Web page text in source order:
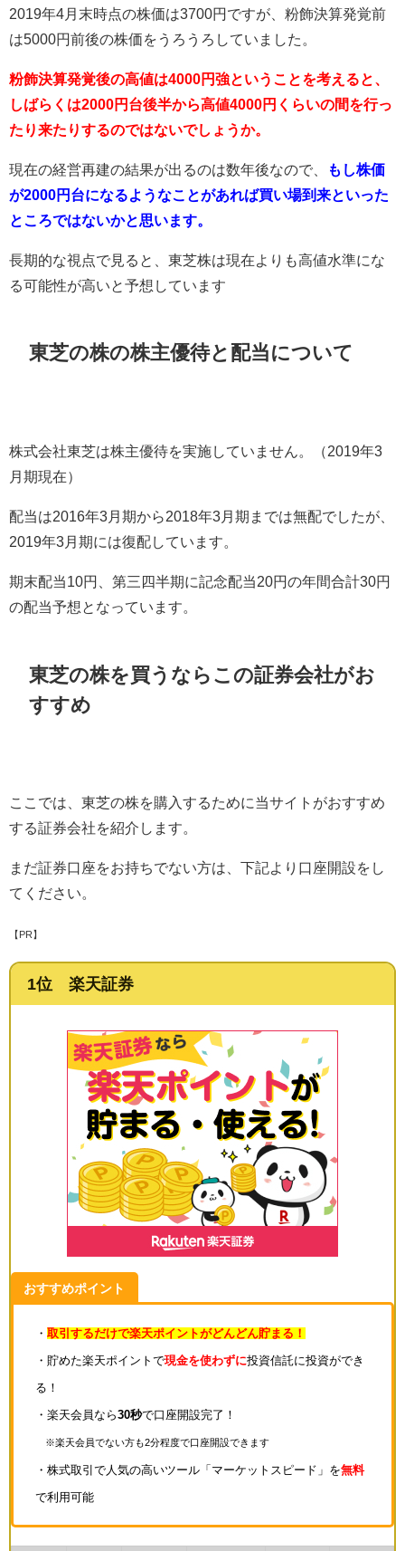
2019年4 月末時点の株価は3700円ですが、粉飾決算発覚前
は5000円前後の株価をうろうろしていました。
粉飾決算発覚後の高値は4000円強ということを考えると、
しばらくは2000円台後半から高値4000円くらいの間を行っ
たり来たりするのではないでしょうか。
現在の経営再建の結果が出るのは数年後なので、
もし株価
が2000円台になるようなことがあれば買い場到来といった
ところではないかと思います。
長期的な視点で見ると、東芝株は現在よりも高値水準にな
る可能性が高いと予想しています
東芝の株の株主優待と配当について
株式会社東芝は株主優待を実施していません。（2019年3
月期現在）
配当は2016年3 月期から2018年3 月期までは無配でしたが、
2019年3 月期には復配しています。
期末配当10円、第三四半期に記念配当20円の年間合計30円
の配当予想となっています。
東芝の株を買うならこの証券会社がお
すすめ
ここでは、東芝の株を購入するために当サイトがおすすめ
する証券会社を紹介します。
まだ証券口座をお持ちでない方は、下記より口座開設をし
てください。
【PR】
1位 楽天証券
おすすめポイント
・ 取引するだけで楽天ポイントがどんどん貯まる！
・貯めた楽天ポイントで現金を使わずに投資信託に投資ができ
る！
・楽天会員なら30秒で口座開設完了！
※楽天会員でない方も2分程度で口座開設できます
・株式取引で人気の高いツール「マーケットスピード」を無料
で利用可能